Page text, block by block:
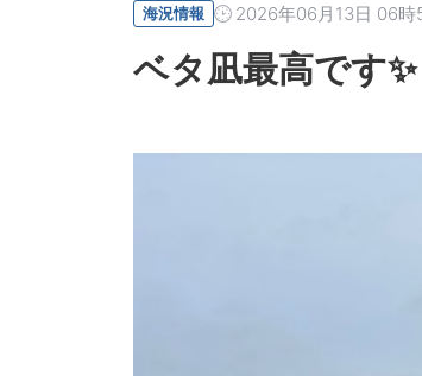
海況情報 2026年06月13日 06時
ベタ凪最高です✨